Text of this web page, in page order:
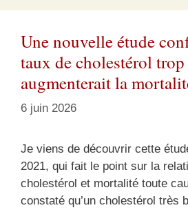
Une nouvelle étude
taux de cholestérol trop
augmenterait la
6 juin 2026
Je viens de découvrir cette
2021, qui fait le point sur la
cholestérol et mortalité toute
constaté qu’un cholestérol très